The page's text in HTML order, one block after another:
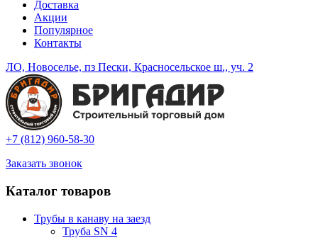
Доставка
Акции
Популярное
Контакты
ЛО, Новоселье, пз Пески, Красносельское ш., уч. 2
+7 (812) 960-58-30
Заказать звонок
Каталог товаров
Трубы в канаву на заезд
Труба SN 4